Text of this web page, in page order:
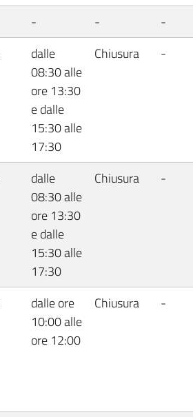
- - -
dalle
08:30 alle
ore 13:30
e dalle
15:30 alle
17:30
Chiusura -
dalle
08:30 alle
ore 13:30
e dalle
15:30 alle
17:30
Chiusura -
dalle ore
10:00 alle
ore 12:00
Chiusura -